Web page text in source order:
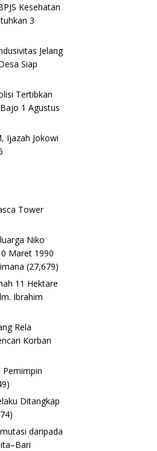
Kesehatan
3
Jelang
Siap
Tertibkan
1 Agustus
Ijazah Jokowi
Tower
Niko
Maret 1990
(27,679)
11 Hektare
Ibrahim
Rela
Korban
Pemimpin
Ditangkap
daripada